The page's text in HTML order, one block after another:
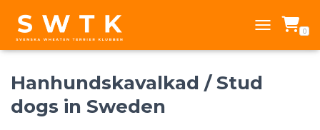
TOGGLE0
Hanhundskavalkad / Stud
dogs in Sweden